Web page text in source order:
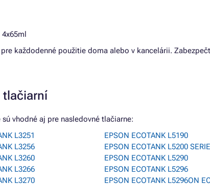
každodenné použitie doma alebo v kancelárii.
tlačiarní
vhodné aj pre nasledovné tlačiarne:
L3251
L3256
L3260
L3266
L3270
EPSON ECOTANK L5190
EPSON ECOTANK L5200
EPSON ECOTANK L5290
EPSON ECOTANK L5296
EPSON ECOTANK L5296ON